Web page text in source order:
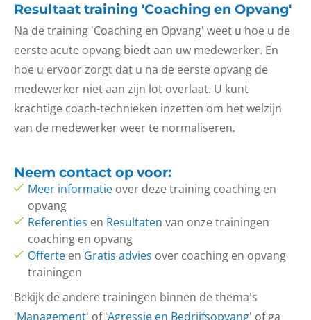
Resultaat training 'Coaching en Opvang'
Na de training 'Coaching en Opvang' weet u hoe u de
eerste acute opvang biedt aan uw medewerker. En
hoe u ervoor zorgt dat u na de eerste opvang de
medewerker niet aan zijn lot overlaat. U kunt
krachtige coach-technieken inzetten om het welzijn
van de medewerker weer te normaliseren.
Neem contact op voor:
Meer informatie over deze training coaching en
opvang
Referenties en Resultaten van onze trainingen
coaching en opvang
Offerte en Gratis advies over coaching en opvang
trainingen
Bekijk de andere trainingen binnen de thema's
'Management' of 'Agressie en Bedrijfsopvang' of ga